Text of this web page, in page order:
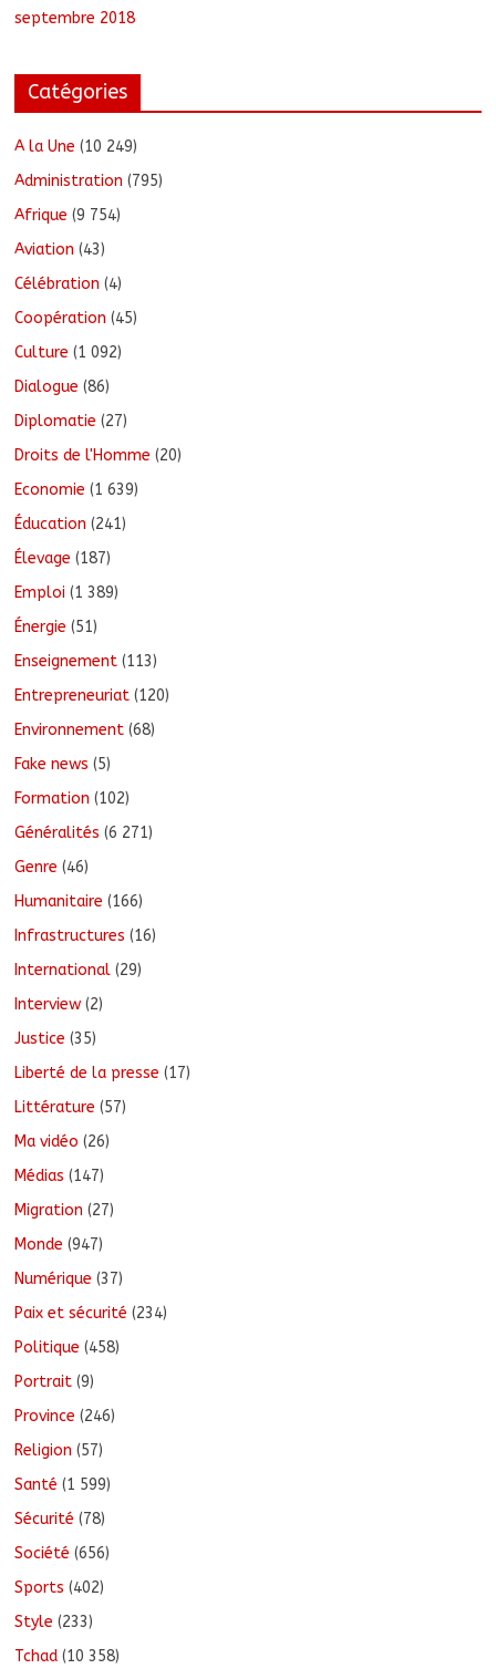
septembre 2018
Catégories
A la Une (10 249)
Administration (795)
Afrique (9 754)
Aviation (43)
Célébration (4)
Coopération (45)
Culture (1 092)
Dialogue (86)
Diplomatie (27)
Droits de l'Homme (20)
Economie (1 639)
Éducation (241)
Élevage (187)
Emploi (1 389)
Énergie (51)
Enseignement (113)
Entrepreneuriat (120)
Environnement (68)
Fake news (5)
Formation (102)
Généralités (6 271)
Genre (46)
Humanitaire (166)
Infrastructures (16)
International (29)
Interview (2)
Justice (35)
Liberté de la presse (17)
Littérature (57)
Ma vidéo (26)
Médias (147)
Migration (27)
Monde (947)
Numérique (37)
Paix et sécurité (234)
Politique (458)
Portrait (9)
Province (246)
Religion (57)
Santé (1 599)
Sécurité (78)
Société (656)
Sports (402)
Style (233)
Tchad (10 358)